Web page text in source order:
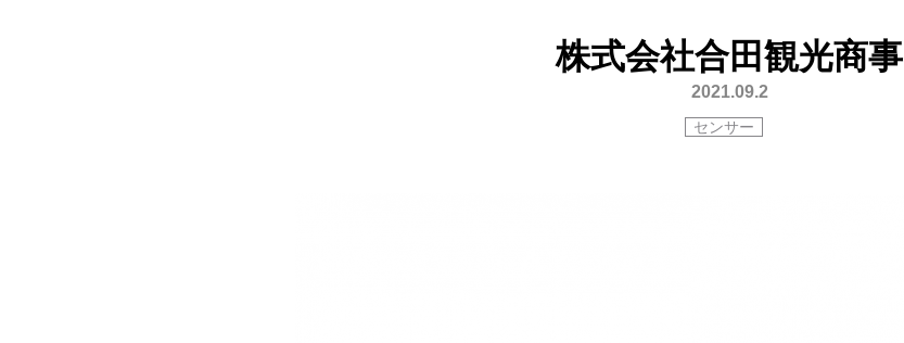
株式会社合田観光商事
2021.09.2
センサー